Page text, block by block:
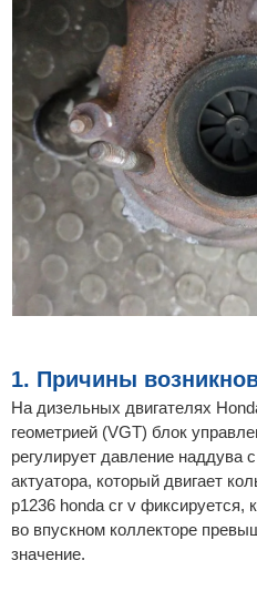
1. Причины
На дизельных двигателях
геометрией (VGT) блок
регулирует давление наддува
актуатора, который двигает
p1236 honda cr v фиксируется,
во впускном коллекторе
значение.